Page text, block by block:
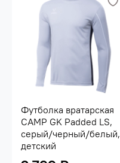
Футболка вратарская
CAMP GK Padded LS,
серый/черный/белый,
детский